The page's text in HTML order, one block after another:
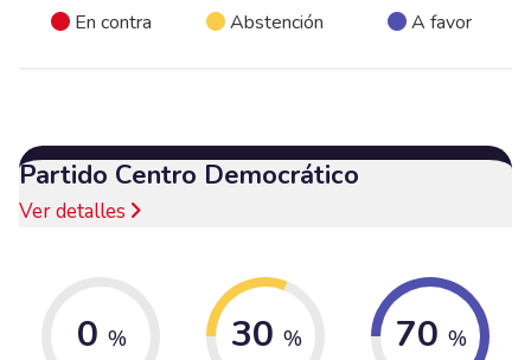
En contra Abstención A favor
Partido Centro Democrático
Ver detalles
0 % 30 % 70 %